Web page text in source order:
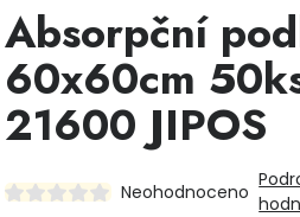
Absorpční
60x60cm
21600 JIPOS
Neohodnoceno